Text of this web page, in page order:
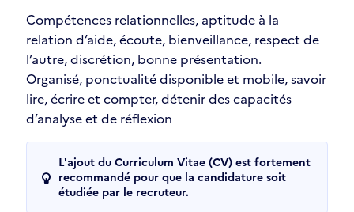
Compétences relationnelles, aptitude à la
relation d’aide, écoute, bienveillance, respect de
l’autre, discrétion, bonne présentation.
Organisé, ponctualité disponible et mobile, savoir
lire, écrire et compter, détenir des capacités
d’analyse et de réflexion
L'ajout du Curriculum Vitae (CV) est fortement
recommandé pour que la candidature soit
étudiée par le recruteur.